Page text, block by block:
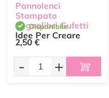
Pannolenci
Stampato
Segnalibri Gufetti
Idee Per Creare
Disponibile
2,50 €
- +